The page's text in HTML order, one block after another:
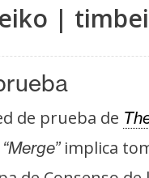
|
de prueba de
“Merge”implica